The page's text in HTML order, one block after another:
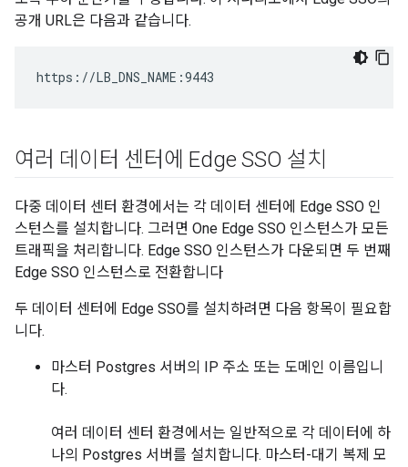
공개 URL은 다음과 같습니다.
https://LB_DNS_NAME:9443
여러 데이터 센터에 Edge SSO 설치
다중 데이터 센터 환경에서는 각 데이터 센터에 Edge SSO 인
스턴스를 설치합니다. 그러면 One Edge SSO 인스턴스가 모든
트래픽을 처리합니다. Edge SSO 인스턴스가 다운되면 두 번째
Edge SSO 인스턴스로 전환합니다
두 데이터 센터에 Edge SSO를 설치하려면 다음 항목이 필요합
니다.
마스터 Postgres 서버의 IP 주소 또는 도메인 이름입니
다.
여러 데이터 센터 환경에서는 일반적으로 각 데이터에 하
나의 Postgres 서버를 설치합니다. 마스터-대기 복제 모